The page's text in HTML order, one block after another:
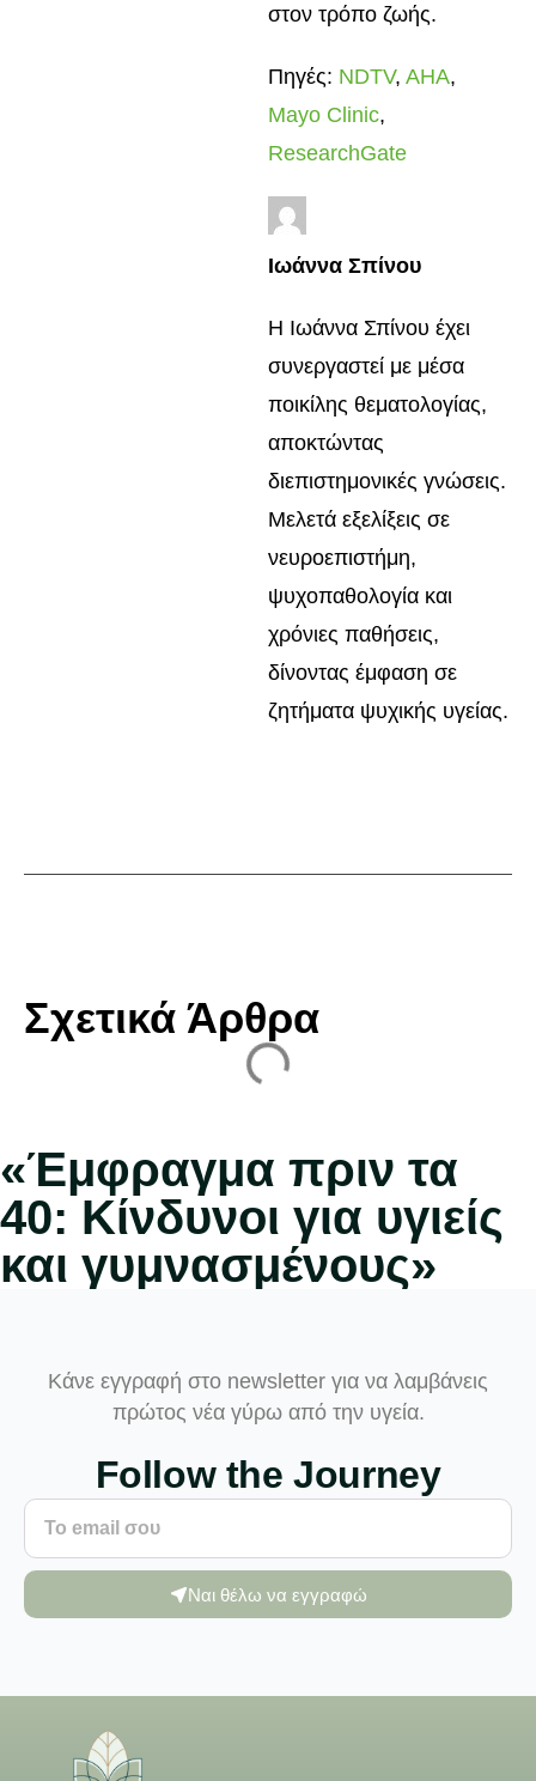
στον τρόπο ζωής.
Πηγές: NDTV, AHA,
Mayo Clinic,
ResearchGate
Ιωάννα Σπίνου
Η Ιωάννα Σπίνου έχει
συνεργαστεί με μέσα
ποικίλης θεματολογίας,
αποκτώντας
διεπιστημονικές γνώσεις.
Μελετά εξελίξεις σε
νευροεπιστήμη,
ψυχοπαθολογία και
χρόνιες παθήσεις,
δίνοντας έμφαση σε
ζητήματα ψυχικής υγείας.
Σχετικά Άρθρα
«Έμφραγμα πριν τα
40: Κίνδυνοι για υγιείς
και γυμνασμένους»
Κάνε εγγραφή στο newsletter για να λαμβάνεις
πρώτος νέα γύρω από την υγεία.
Follow the Journey
Ναι θέλω να εγγραφώ